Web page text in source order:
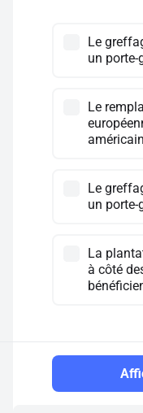
Le
un
Le
Le
un porte-
La
à côté